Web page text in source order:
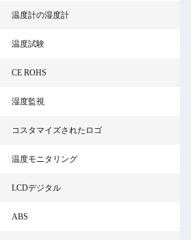
温度計の湿度計
温度試験
CE ROHS
湿度監視
コスタマイズされたロゴ
温度モニタリング
LCDデジタル
ABS